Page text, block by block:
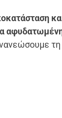
τη